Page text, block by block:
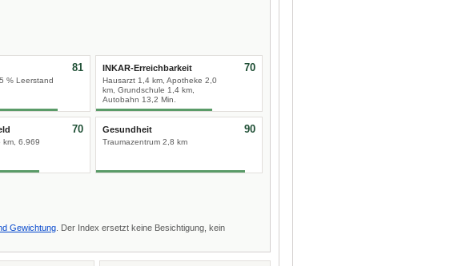
% Leerstand
81 INKAR-Erreichbarkeit
Hausarzt 1,4 km, Apotheke 2,0
km, Grundschule 1,4 km,
Autobahn 13,2 Min.
70
km, 6.969
70 Gesundheit
Traumazentrum 2,8 km
90
Gewichtung . Der Index ersetzt keine Besichtigung, kein